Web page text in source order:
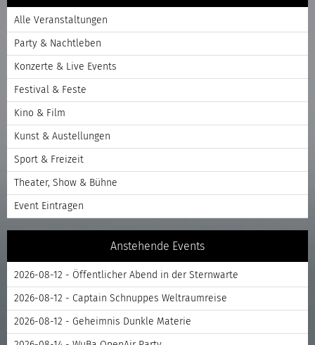
Alle Veranstaltungen
Party & Nachtleben
Konzerte & Live Events
Festival & Feste
Kino & Film
Kunst & Austellungen
Sport & Freizeit
Theater, Show & Bühne
Event Eintragen
Anstehende Events
2026-08-12 - Öffentlicher Abend in der Sternwarte
2026-08-12 - Captain Schnuppes Weltraumreise
2026-08-12 - Geheimnis Dunkle Materie